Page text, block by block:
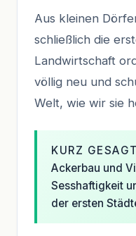
Aus kleinen
schließlich die
Landwirtschaft
völlig neu und
Welt, wie wir sie
KURZ GESAGT
Ackerbau und
Sesshaftigkeit
der ersten